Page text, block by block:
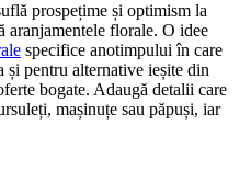
prospețime și optimism la
aranjamentele florale. O idee
specifice anotimpului în care
și pentru alternative ieșite din
bogate. Adaugă detalii care
mașinuțe sau păpuși, iar